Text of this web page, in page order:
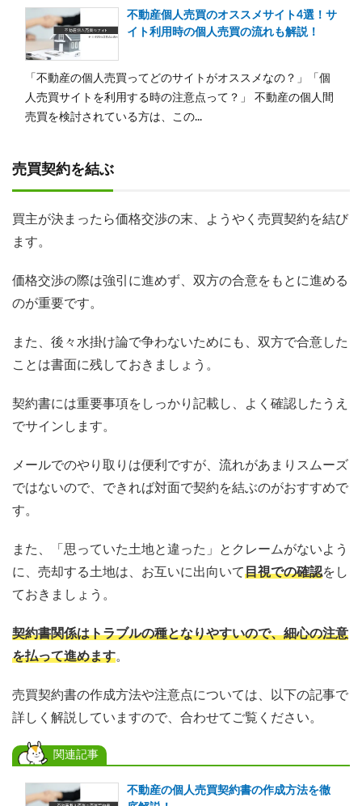
不動産個人売買のオススメサイト4選！サ
イト利用時の個人売買の流れも解説！
「不動産の個人売買ってどのサイトがオススメなの？」「個
人売買サイトを利用する時の注意点って？」 不動産の個人間
売買を検討されている方は、この...
売買契約を結ぶ
買主が決まったら価格交渉の末、ようやく売買契約を結び
ます。
価格交渉の際は強引に進めず、双方の合意をもとに進める
のが重要です。
また、後々水掛け論で争わないためにも、双方で合意した
ことは書面に残しておきましょう。
契約書には重要事項をしっかり記載し、よく確認したうえ
でサインします。
メールでのやり取りは便利ですが、流れがあまりスムーズ
ではないので、できれば対面で契約を結ぶのがおすすめで
す。
また、「思っていた土地と違った」とクレームがないよう
に、売却する土地は、お互いに出向いて目視での確認をし
ておきましょう。
契約書関係はトラブルの種となりやすいので、細心の注意
を払って進めます。
売買契約書の作成方法や注意点については、以下の記事で
詳しく解説していますので、合わせてご覧ください。
関連記事
不動産の個人売買契約書の作成方法を徹